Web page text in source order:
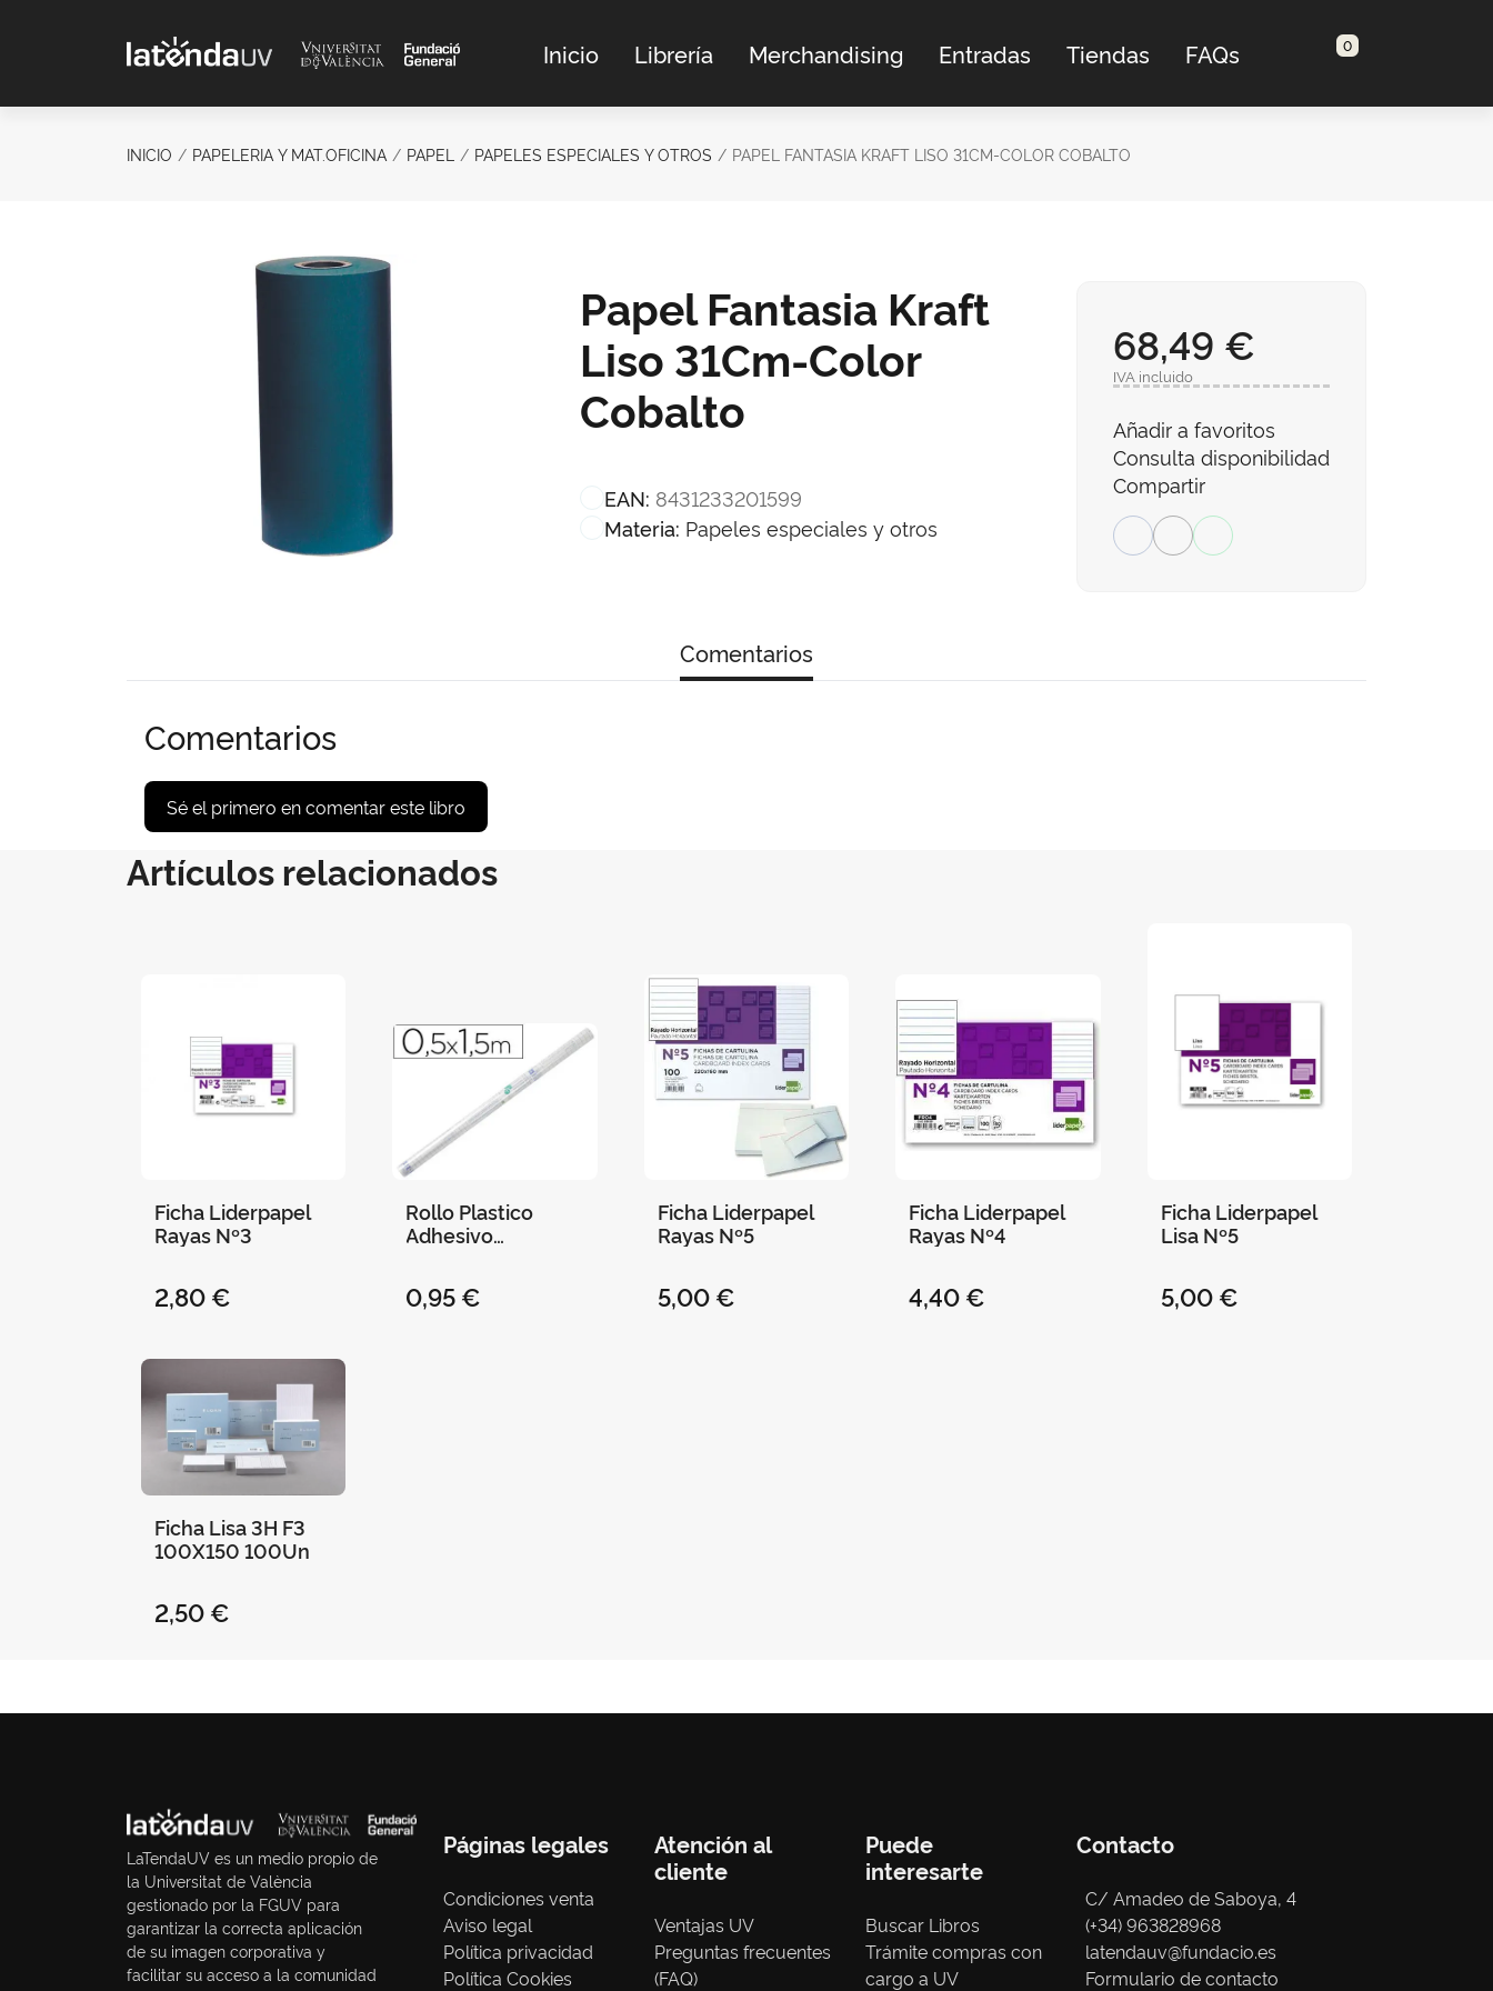
Inicio Librería Merchandising Entradas Tiendas FAQs 0
INICIO PAPELERIA Y MAT.OFICINA PAPEL PAPELES ESPECIALES Y OTROS PAPEL FANTASIA KRAFT LISO 31CM-COLOR COBALTO
Papel Fantasia Kraft
Liso 31Cm-Color
Cobalto
EAN: 8431233201599
Materia: Papeles especiales y otros
68,49 €
IVA incluido
Añadir a favoritos
Consulta disponibilidad
Compartir
Comentarios
Comentarios
Sé el primero en comentar este libro
Artículos relacionados
Ficha Liderpapel
Rayas Nº3
2,80 €
Rollo Plastico
Adhesivo
0,95 €
Ficha Liderpapel
Rayas Nº5
5,00 €
Ficha Liderpapel
Rayas Nº4
4,40 €
Ficha Liderpapel
Lisa Nº5
5,00 €
Ficha Lisa 3H F3
100X150 100Un
2,50 €
LaTendaUV es un medio propio de
la Universitat de València
gestionado por la FGUV para
garantizar la correcta aplicación
de su imagen corporativa y
facilitar su acceso a la comunidad
Páginas legales
Condiciones venta
Aviso legal
Política privacidad
Política Cookies
Atención al
cliente
Ventajas UV
Preguntas frecuentes
(FAQ)
Puede
interesarte
Buscar Libros
Trámite compras con
cargo a UV
Contacto
C/ Amadeo de Saboya, 4
(+34) 963828968
latendauv@fundacio.es
Formulario de contacto